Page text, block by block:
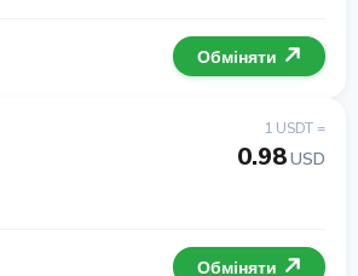
Обміняти
1 USDT =
0.98USD
Обміняти